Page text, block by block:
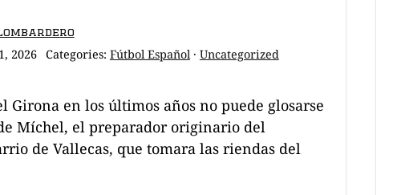
2026 Categories: Fútbol Español· Uncategorized
Girona en los últimos años no puede glosarse
Míchel, el preparador originario del
de Vallecas, que tomara las riendas del